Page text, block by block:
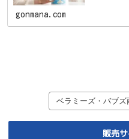
ント。赤ち
gonmana.com
ベラミーズ・バブズ
販売サ